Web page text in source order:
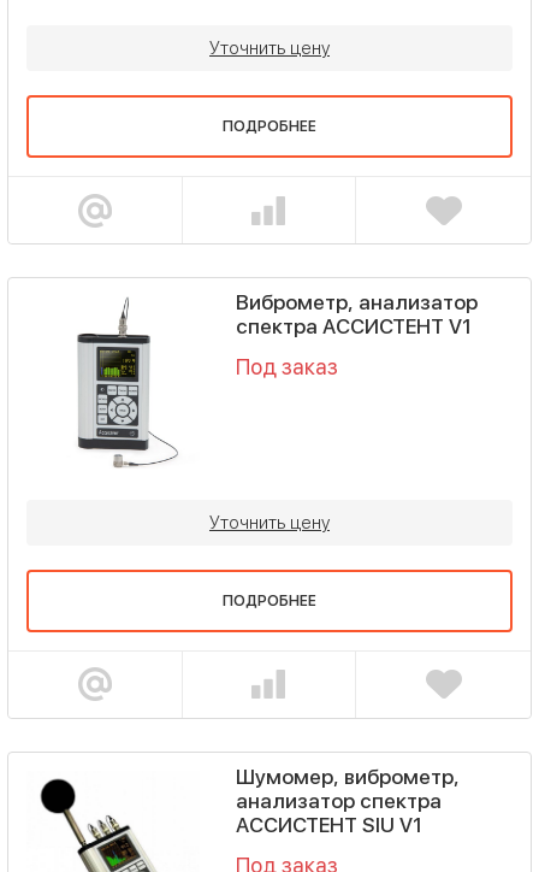
Уточнить цену
ПОДРОБНЕЕ
Виброметр, анализатор
спектра АССИСТЕНТ V1
Под заказ
Уточнить цену
ПОДРОБНЕЕ
Шумомер, виброметр,
анализатор спектра
АССИСТЕНТ SIU V1
Под заказ